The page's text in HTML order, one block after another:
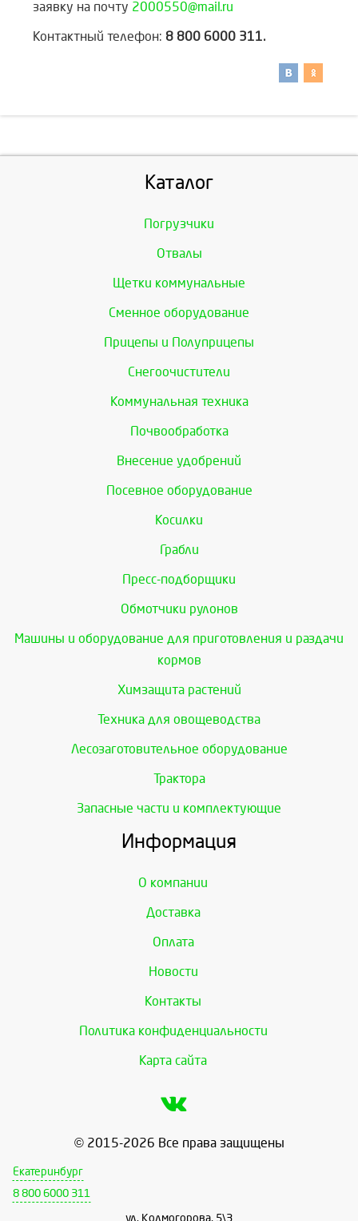
заявку на почту 2000550@mail.ru
Контактный телефон: 8 800 6000 311.
Каталог
Погрузчики
Отвалы
Щетки коммунальные
Сменное оборудование
Прицепы и Полуприцепы
Снегоочистители
Коммунальная техника
Почвообработка
Внесение удобрений
Посевное оборудование
Косилки
Грабли
Пресс-подборщики
Обмотчики рулонов
Машины и оборудование для приготовления и раздачи
кормов
Химзащита растений
Техника для овощеводства
Лесозаготовительное оборудование
Трактора
Запасные части и комплектующие
Информация
О компании
Доставка
Оплата
Новости
Контакты
Политика конфиденциальности
Карта сайта
© 2015-2026 Все права защищены
Екатеринбург
8 800 6000 311
ул. Колмогорова, 5\3